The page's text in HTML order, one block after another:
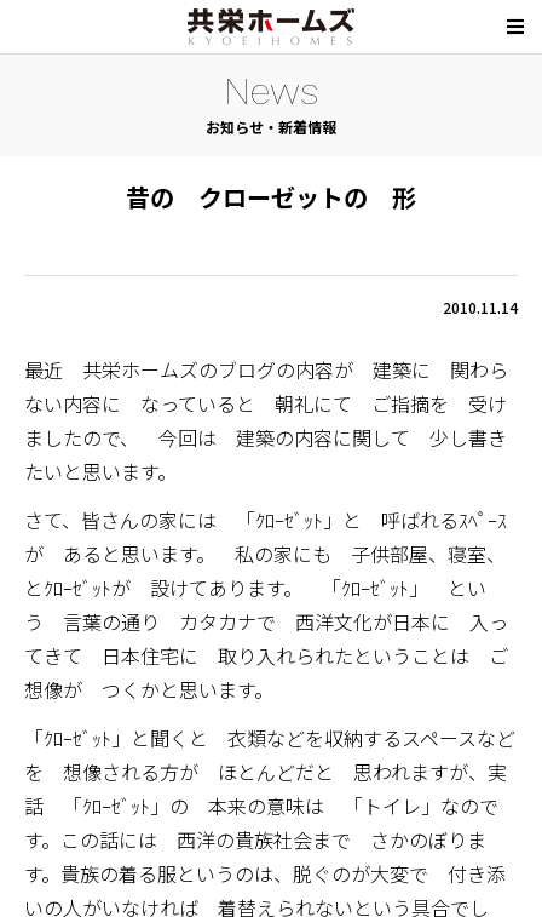
News
お知らせ・新着情報
昔の クローゼットの 形
2010.11.14
最近 共栄ホームズのブログの内容が 建築に 関わら
ない内容に なっていると 朝礼にて ご指摘を 受け
ましたので、 今回は 建築の内容に関して 少し書き
たいと思います。
さて、皆さんの家には 「ｸﾛｰｾﾞｯﾄ」と 呼ばれるｽﾍﾟｰｽ
が あると思います。 私の家にも 子供部屋、寝室、
とｸﾛｰｾﾞｯﾄが 設けてあります。 「ｸﾛｰｾﾞｯﾄ」 とい
う 言葉の通り カタカナで 西洋文化が日本に 入っ
てきて 日本住宅に 取り入れられたということは ご
想像が つくかと思います。
「ｸﾛｰｾﾞｯﾄ」と聞くと 衣類などを収納するスペースなど
を 想像される方が ほとんどだと 思われますが、実
話 「ｸﾛｰｾﾞｯﾄ」の 本来の意味は 「トイレ」なので
す。この話には 西洋の貴族社会まで さかのぼりま
す。貴族の着る服というのは、脱ぐのが大変で 付き添
いの人がいなければ 着替えられないという具合でし